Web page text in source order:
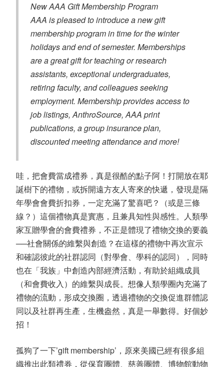
New AAA Gift Membership Program
AAA is pleased to introduce a new gift
membership program in time for the winter
holidays and end of semester. Memberships
are a great gift for teaching or research
assistants, exceptional undergraduates,
retiring faculty, and colleagues seeking
employment. Membership provides access to
job listings, AnthroSource, AAA print
publications, a group insurance plan,
discounted meeting attendance and more!
哇，把會費當成禮券，真是很酷的點子阿！打開放在耶
誕樹下的禮物，或拆開遠方友人寄來的快遞，發現是隔
年學會會費折扣券，一定充滿了驚喜吧？（或是三條
線？）這個禮物真是實惠，且兼具知性與感性。人類學
家互贈學會的會費禮券，不正是體現了禮物交換的要義
──社會關係的維繫與創造？在這樣的禮物中再次宣示
和確認彼此的社群認同（對學會、學科的認同），同時
也在「我族」中創造內部經濟活動，有助於組織成員
（和會費收入）的維繫與成長。想像人類學圈內充滿了
禮物的流動，形成交換圈，透過禮物的交換促進群體認
同以及社群再生產，生機盎然，真是一舉數得。好個妙
招！
孤狗了一下’gift membership’，原來美國已經有很多組
織推出此類禮券，從保育團體、慈善團體、博物館動物